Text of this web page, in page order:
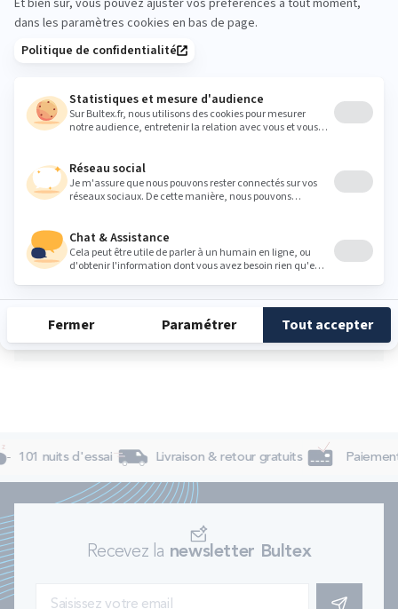
simple en boutique aide à choisir le bon matelas.
ph.marcon@orange.fr
Mardi 10:00 - 19:00
Mercredi 10:00 - 19:00
Vendredi 10:00 - 19:00
Samedi 10:00 - 19:00
101 nuits d'essai Livraison & retour gratuits
Recevez la newsletter Bultex
S'INSCRIRE